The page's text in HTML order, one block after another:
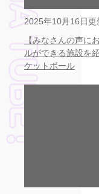
2025年10月16日更
【みなさんの声に
ルができる施設
ケットボール